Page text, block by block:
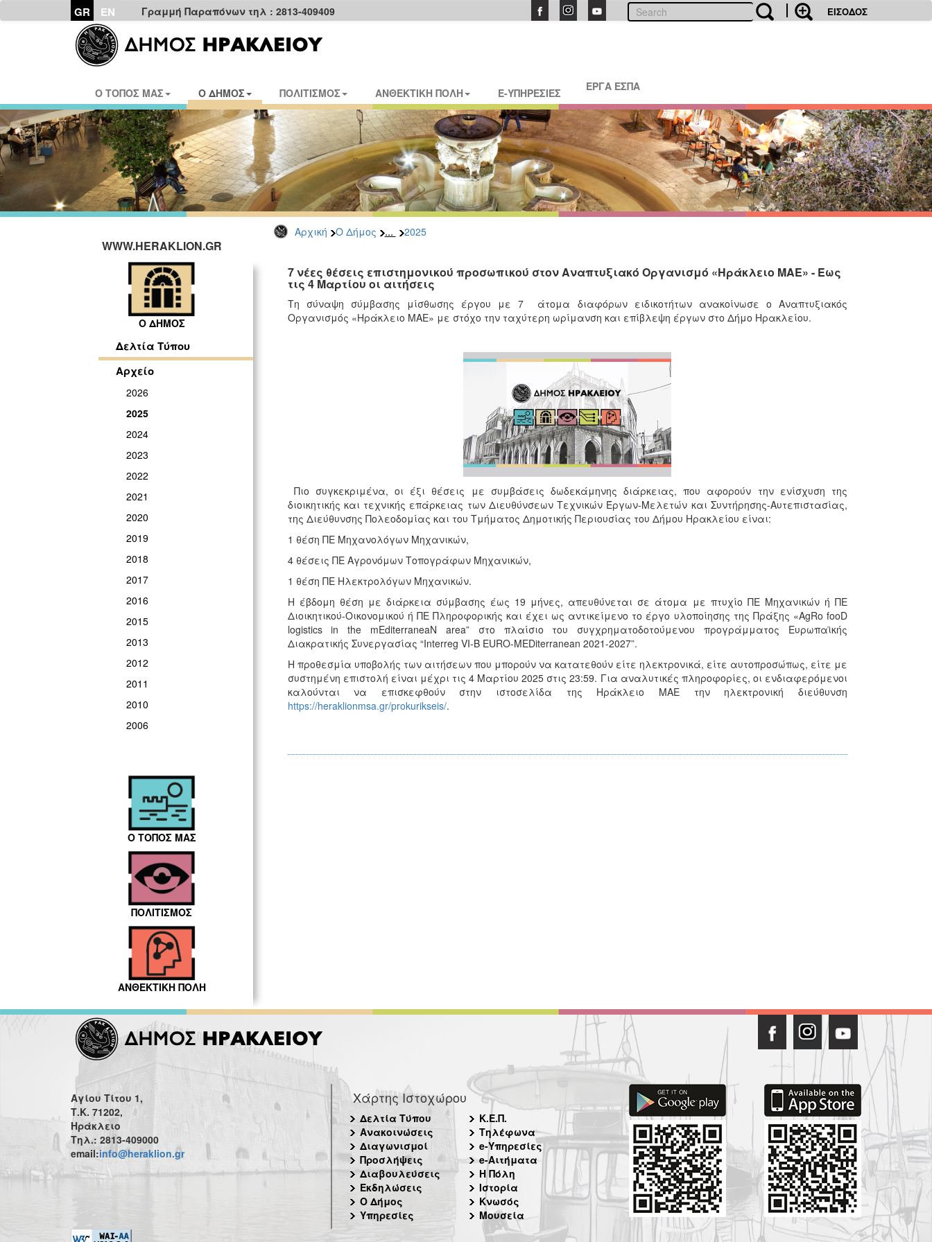
GR EN Γραμμή Παραπόνων τηλ : 2813-409409 ΕΙΣΟΔΟΣ
Ο ΤΟΠΟΣ ΜΑΣ Ο ΔΗΜΟΣ ΠΟΛΙΤΙΣΜΟΣ ΑΝΘΕΚΤΙΚΗ ΠΟΛΗ E-ΥΠΗΡΕΣΙΕΣ ΕΡΓΑ ΕΣΠΑ
Αρχική Ο Δήμος ... 2025
WWW.HERAKLION.GR
Ο ΔΗΜΟΣ
Δελτία Τύπου
Αρχείο
2026
2025
2024
2023
2022
2021
2020
2019
2018
2017
2016
2015
2013
2012
2011
2010
2006
Ο ΤΟΠΟΣ ΜΑΣ
ΠΟΛΙΤΙΣΜΟΣ
ΑΝΘΕΚΤΙΚΗ ΠΟΛΗ
7 νέες θέσεις επιστημονικού προσωπικού στον Αναπτυξιακό Οργανισμό «Ηράκλειο ΜΑΕ» - Έως
τις 4 Μαρτίου οι αιτήσεις
Τη σύναψη σύμβασης μίσθωσης έργου με 7 άτομα διαφόρων ειδικοτήτων ανακοίνωσε ο Αναπτυξιακός
Οργανισμός «Ηράκλειο ΜΑΕ» με στόχο την ταχύτερη ωρίμανση και επίβλεψη έργων στο Δήμο Ηρακλείου.
Πιο συγκεκριμένα, οι έξι θέσεις με συμβάσεις δωδεκάμηνης διάρκειας, που αφορούν την ενίσχυση της
διοικητικής και τεχνικής επάρκειας των Διευθύνσεων Τεχνικών Έργων-Μελετών και Συντήρησης-Αυτεπιστασίας,
της Διεύθυνσης Πολεοδομίας και του Τμήματος Δημοτικής Περιουσίας του Δήμου Ηρακλείου είναι:
1 θέση ΠΕ Μηχανολόγων Μηχανικών,
4 θέσεις ΠΕ Αγρονόμων Τοπογράφων Μηχανικών,
1 θέση ΠΕ Ηλεκτρολόγων Μηχανικών.
Η έβδομη θέση με διάρκεια σύμβασης έως 19 μήνες, απευθύνεται σε άτομα με πτυχίο ΠΕ Μηχανικών ή ΠΕ
Διοικητικού-Οικονομικού ή ΠΕ Πληροφορικής και έχει ως αντικείμενο το έργο υλοποίησης της Πράξης «AgRo fooD
logistics in the mEditerraneaN area” στο πλαίσιο του συγχρηματοδοτούμενου προγράμματος Ευρωπαϊκής
Διακρατικής Συνεργασίας “Interreg VI-B EURO-MEDiterranean 2021-2027”.
Η προθεσμία υποβολής των αιτήσεων που μπορούν να κατατεθούν είτε ηλεκτρονικά, είτε αυτοπροσώπως, είτε με
συστημένη επιστολή είναι μέχρι τις 4 Μαρτίου 2025 στις 23:59. Για αναλυτικές πληροφορίες, οι ενδιαφερόμενοι
καλούνται να επισκεφθούν στην ιστοσελίδα της Ηράκλειο ΜΑΕ την ηλεκτρονική διεύθυνση
https://heraklionmsa.gr/prokurikseis/.
Αγίου Τίτου 1,
Τ.Κ. 71202,
Ηράκλειο
Τηλ.: 2813-409000
email:info@heraklion.gr
Χάρτης Ιστοχώρου
Δελτία Τύπου
Ανακοινώσεις
Διαγωνισμοί
Προσλήψεις
Διαβουλεύσεις
Εκδηλώσεις
Ο Δήμος
Υπηρεσίες
Κ.Ε.Π.
Τηλέφωνα
e-Υπηρεσίες
e-Αιτήματα
Η Πόλη
Ιστορία
Κνωσός
Μουσεία